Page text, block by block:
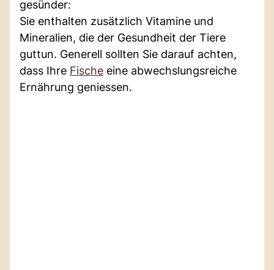
gesünder:
Sie enthalten zusätzlich Vitamine und
Mineralien, die der Gesundheit der Tiere
guttun. Generell sollten Sie darauf achten,
dass Ihre Fische eine abwechslungsreiche
Ernährung geniessen.